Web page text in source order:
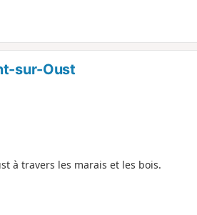
sur-Oust
à travers les marais et les bois.